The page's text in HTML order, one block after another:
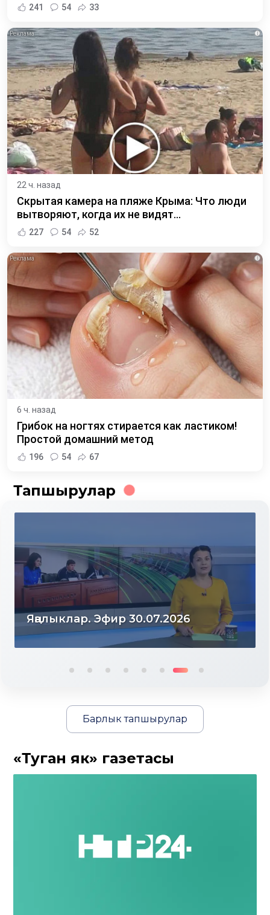
241 54 33
i
22 ч. назад
Скрытая камера на пляже Крыма: Что люди
вытворяют, когда их не видят...
227 54 52
i
6 ч. назад
Грибок на ногтях стирается как ластиком!
Простой домашний метод
196 54 67
Тапшырулар
Яңалыклар. Эфир 30.07.2026
Барлык тапшырулар
«Туган як» газетасы